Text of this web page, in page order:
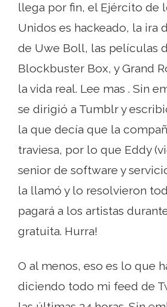
llega por fin, el Ejército de
Unidos es hackeado, la ira
de Uwe Boll, las películas
Blockbuster Box, y Grand
la vida real. Lee mas . Sin
se dirigió a Tumblr y
la que decía que la
traviesa, por lo que Eddy
senior de software y
la llamó y lo resolvieron
pagará a los artistas
gratuita. Hurra!
O al menos, eso es lo que
diciendo todo mi feed de